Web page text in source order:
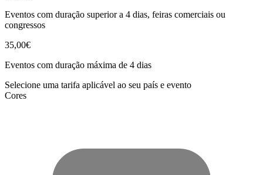
Eventos com duração superior a 4 dias, feiras comerciais ou
congressos
35,00€
Eventos com duração máxima de 4 dias
Selecione uma tarifa aplicável ao seu país e evento
Cores